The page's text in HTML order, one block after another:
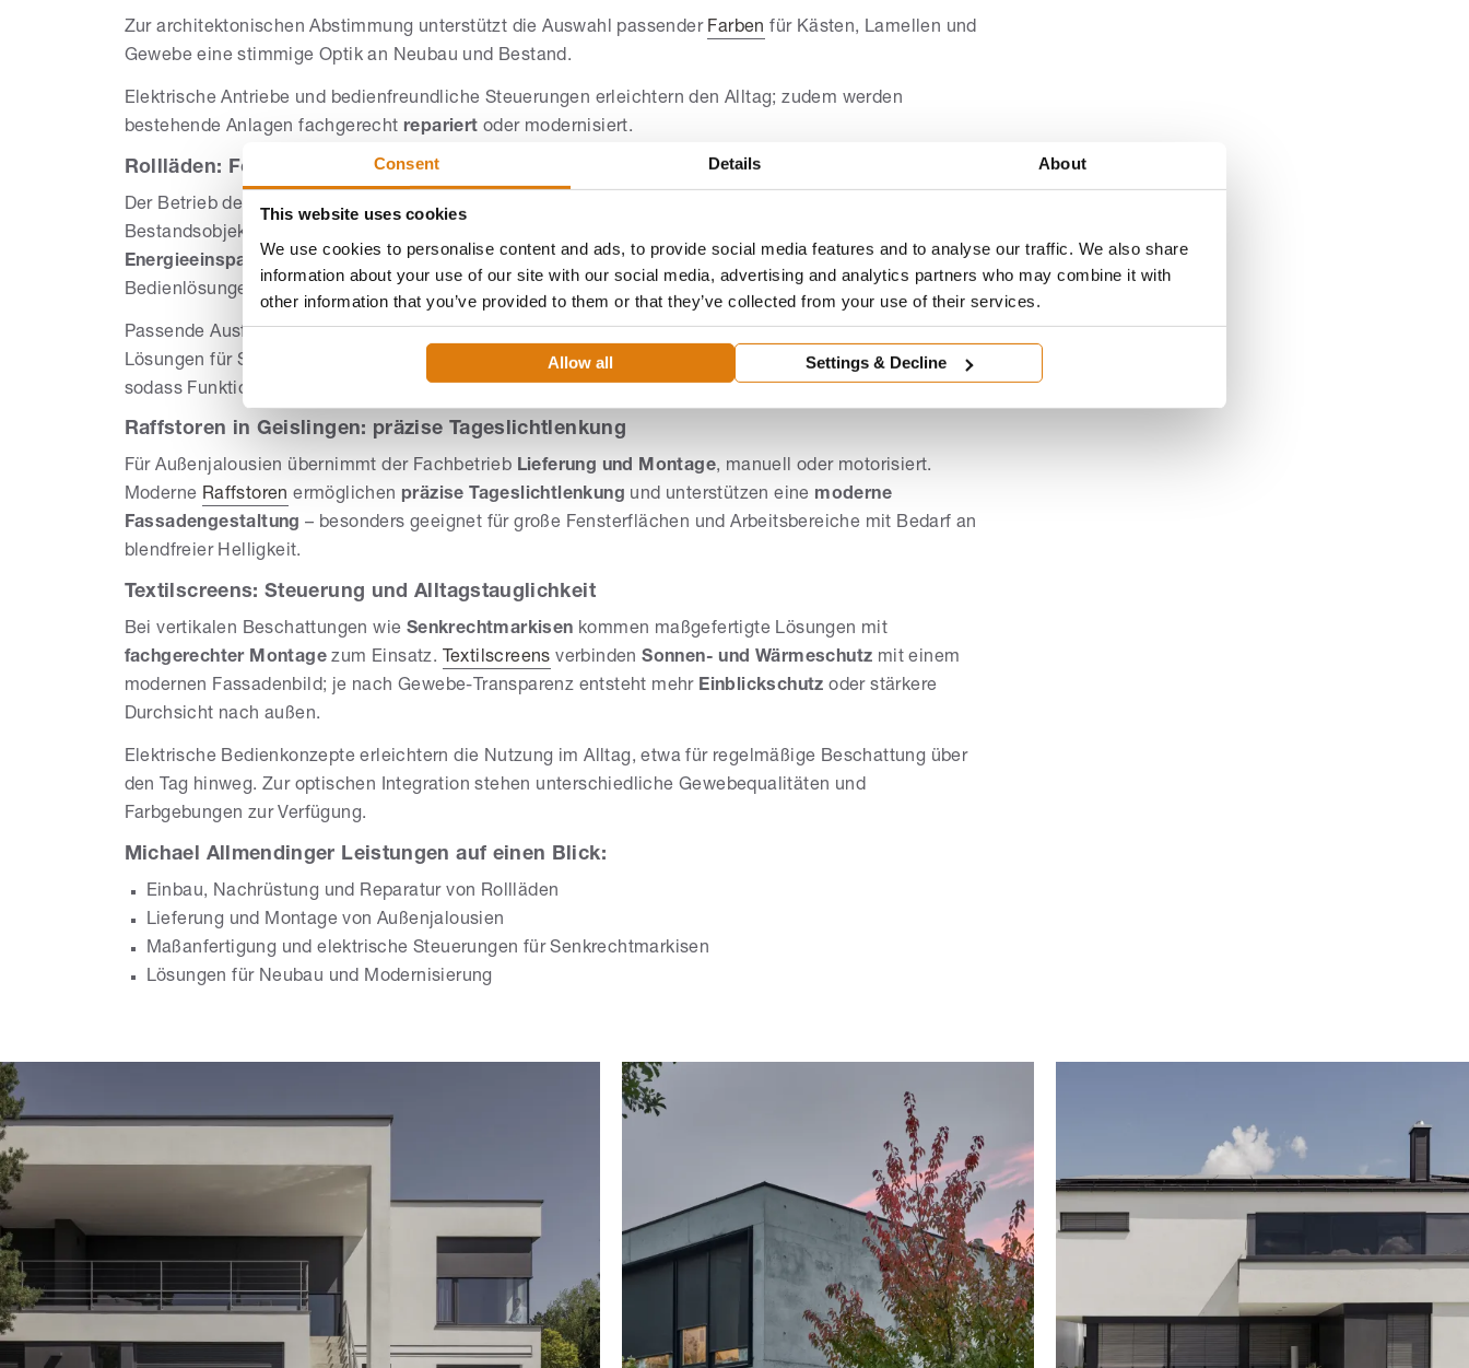
Consent Details About
This website uses cookies
We use cookies to personalise content and ads, to provide social media features and to analyse our traffic. We also share
information about your use of our site with our social media, advertising and analytics partners who may combine it with
other information that you’ve provided to them or that they’ve collected from your use of their services.
Settings & Decline
Allow all
Zur architektonischen Abstimmung unterstützt die Auswahl passender Farben für Kästen, Lamellen und
Gewebe eine stimmige Optik an Neubau und Bestand.
Elektrische Antriebe und bedienfreundliche Steuerungen erleichtern den Alltag; zudem werden
bestehende Anlagen fachgerecht repariert oder modernisiert.
Rollläden: Fokus auf Wärmeschutz und Sicherheit
Der Betrieb decktEinbau, Nachrüstung und Reparatur
Bestandsobjekte. Moderne
Energieeinsparung
; zugleich erhöhen sie die Einbruchhemmung
Bedienlösungen bis hin zur Motorsteuerung möglich.
Passende Ausführungen stehen für verschiedene Einbausituationen zur Verfügung, einschließlich
Lösungen für Sonderformen. Auf Wunsch lässt sich ein integrierter Insektenschutz berücksichtigen,
sodass Funktion und Alltagstauglichkeit sinnvoll kombiniert werden.
Raffstoren in Geislingen: präzise Tageslichtlenkung
Für Außenjalousien übernimmt der Fachbetrieb Lieferung und Montage, manuell oder motorisiert.
Moderne Raffstoren ermöglichen präzise Tageslichtlenkung und unterstützen eine moderne
Fassadengestaltung – besonders geeignet für große Fensterflächen und Arbeitsbereiche mit Bedarf an
blendfreier Helligkeit.
Textilscreens: Steuerung und Alltagstauglichkeit
Bei vertikalen Beschattungen wie Senkrechtmarkisen kommen maßgefertigte Lösungen mit
fachgerechter Montage zum Einsatz. Textilscreens verbindenSonnen- und Wärmeschutz mit einem
modernen Fassadenbild; je nach Gewebe-Transparenz entsteht mehr Einblickschutz oder stärkere
Durchsicht nach außen.
Elektrische Bedienkonzepte erleichtern die Nutzung im Alltag, etwa für regelmäßige Beschattung über
den Tag hinweg. Zur optischen Integration stehen unterschiedliche Gewebequalitäten und
Farbgebungen zur Verfügung.
Michael Allmendinger Leistungen auf einen Blick:
Einbau, Nachrüstung und Reparatur von Rollläden
Lieferung und Montage von Außenjalousien
Maßanfertigung und elektrische Steuerungen für Senkrechtmarkisen
Lösungen für Neubau und Modernisierung